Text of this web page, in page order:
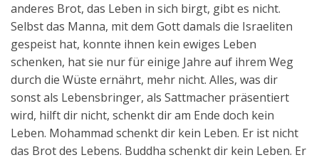
anderes Brot, das Leben in sich birgt, gibt es nicht.
Selbst das Manna, mit dem Gott damals die Israeliten
gespeist hat, konnte ihnen kein ewiges Leben
schenken, hat sie nur für einige Jahre auf ihrem Weg
durch die Wüste ernährt, mehr nicht. Alles, was dir
sonst als Lebensbringer, als Sattmacher präsentiert
wird, hilft dir nicht, schenkt dir am Ende doch kein
Leben. Mohammad schenkt dir kein Leben. Er ist nicht
das Brot des Lebens. Buddha schenkt dir kein Leben. Er